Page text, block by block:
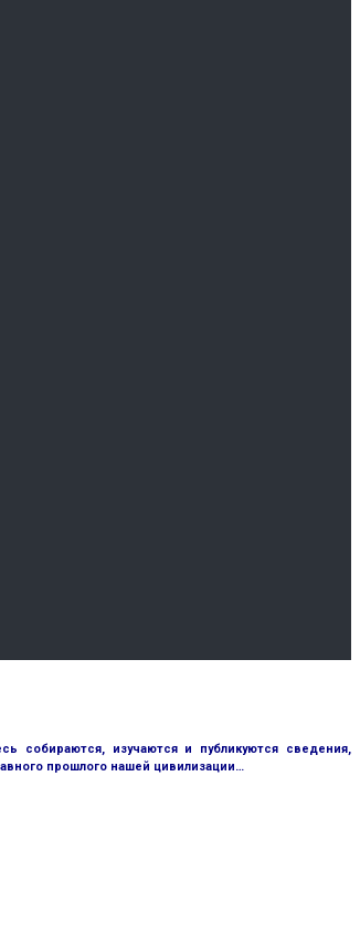
собираются, изучаются и публикуются сведения,
прошлого нашей цивилизации…